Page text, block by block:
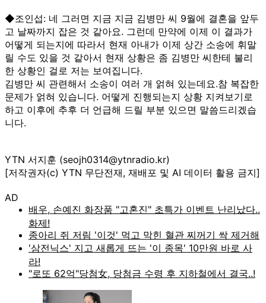
◆조인섭: 네 그러면 지금 지금 김병만 씨 9월에 결혼을 앞두
고 날짜까지 잡은 것 같아요. 그런데 만약에 이제 이 결과가
어떻게 되는지에 따라서 현재 아내가 이제 상간 소송에 휘말
릴 수도 있을 것 같아서 현재 상황은 좀 김병만 씨한테 불리
한 상황인 걸로 저는 보여집니다.
김병만 씨 관련해서 소송이 여러 개 얽혀 있는데요.참 복잡한
문제가 얽혀 있습니다. 어떻게 진행되는지 상황 지켜보기로
하고 이후에 추후 더 언급해 드릴 부분 있으면 말씀드리겠습
니다.
YTN 서지훈 (seojh0314@ytnradio.kr)
[저작권자(c) YTN 무단전재, 재배포 및 AI 데이터 활용 금지]
AD